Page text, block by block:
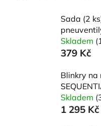
Sada (2
Skladem
379 Kč
Blinkry na
Skladem
1 295 Kč